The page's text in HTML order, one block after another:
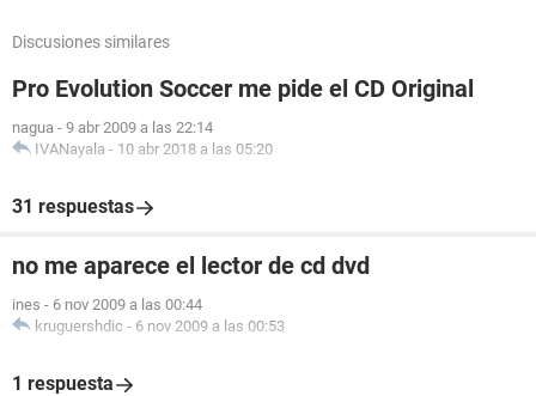
Discusiones similares
Pro Evolution Soccer me pide el CD Original
nagua - 9 abr 2009 a las 22:14
IVANayala - 10 abr 2018 a las 05:20
31 respuestas
no me aparece el lector de cd dvd
ines - 6 nov 2009 a las 00:44
kruguershdic - 6 nov 2009 a las 00:53
1 respuesta